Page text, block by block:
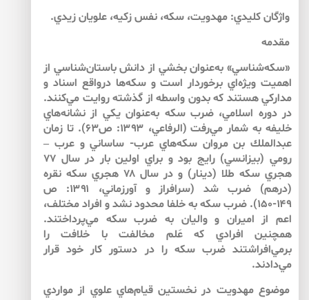
واژگان كليدي: مهدويت، سكه‌، نفس زكيه، علويان زيدي.
مقدمه
«سكه‌شناسي» به‌عنوان بخشي از دانش باستان‌شناسي از
اهميت ويژه‌اي برخوردار است و سكه‌ها درواقع اسناد و
مداركي هستند كه بدون واسطه از گذشته روايت مي‌كنند.
در دوره اسلامي، ضرب سكه به‌عنوان يكي از نشانه‌هاي
خليفه به شمار مي‌رفت (الرفاعي، ۱۳۹۳: ص۶۳). تا زمان
عبدالملك بن مروان سكه‌هاي عرب- ساساني و عرب –
رومي (بيزانسي) رايج بود و براي اولين بار در سال ۷۷
هجري سكه طلا (دينار) و در سال ۷۸ هجري سكه نقره
(درهم) ضرب شد (سرافراز و آورزماني، ۱۳۹۱: ص
۱۴۹-۱۵۰). ضرب سكه به خلفا محدود نشد و افراد مختلف،
اعم از اميران و واليان به ضرب سكه مي‌پرداختند.
همچنين افرادي كه عَلم مخالفت با خلافت را
برمي‌افراشتند ضرب سكه را در دستور كار خود قرار
مي‌دادند.
موضوع مهدويت در نخستين قيام‌هاي علوي از مواردي